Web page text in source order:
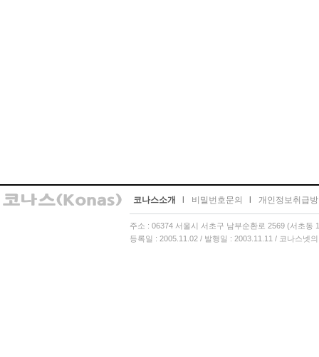
코나스소개 비밀번호문의 개인정보취급
주소 : 06374 서울시 서초구 남부순환로 2569 (서초
등록일 : 2005.11.02 / 발행일 : 2003.11.11 / 코나스넷